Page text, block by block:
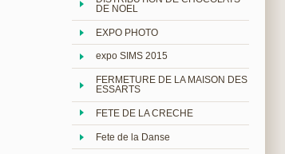
DE NOEL
EXPO PHOTO
expo SIMS 2015
FERMETURE DE LA MAISON DES
ESSARTS
FETE DE LA CRECHE
Fete de la Danse